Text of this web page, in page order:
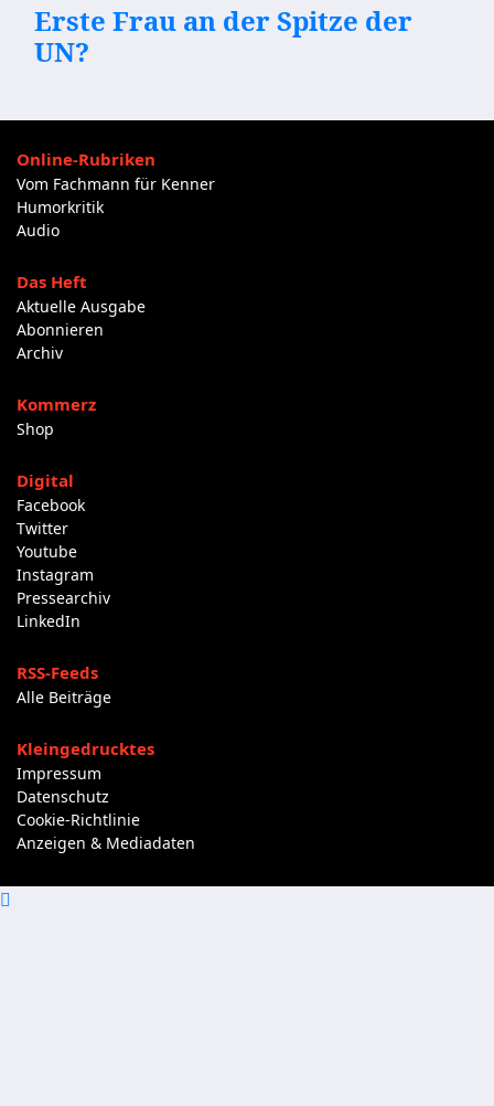
Erste Frau an der Spitze der
UN?
Online-Rubriken
Vom Fachmann für Kenner
Humorkritik
Audio
Das Heft
Aktuelle Ausgabe
Abonnieren
Archiv
Kommerz
Shop
Digital
Facebook
Twitter
Youtube
Instagram
Pressearchiv
LinkedIn
RSS-Feeds
Alle Beiträge
Kleingedrucktes
Impressum
Datenschutz
Cookie-Richtlinie
Anzeigen & Mediadaten